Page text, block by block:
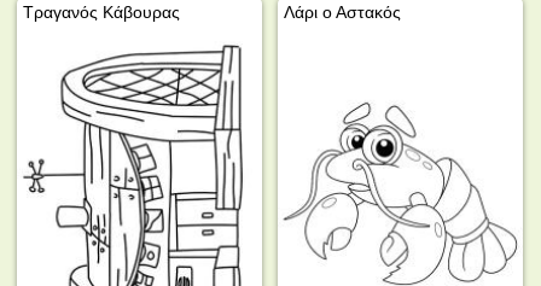
Τραγανός Κάβουρας Λάρι ο Αστακός